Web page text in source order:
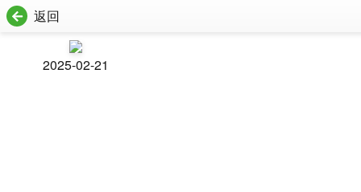
返回
2025-02-21